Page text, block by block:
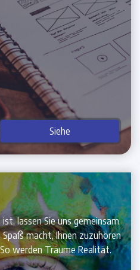
Siehe
lassen Sie uns gemeinsam
macht, Ihnen zuzuhören
werden Träume Realität.